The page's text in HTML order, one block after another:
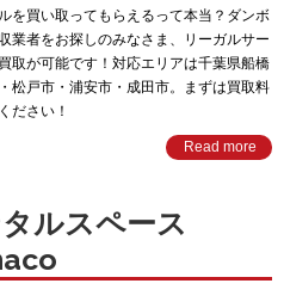
を買い取ってもらえるって本当？ダンボ
業者をお探しのみなさま、リーガルサー
取が可能です！対応エリアは千葉県船橋
松戸市・浦安市・成田市。まずは買取料
ださい！
Read more
ルスペース